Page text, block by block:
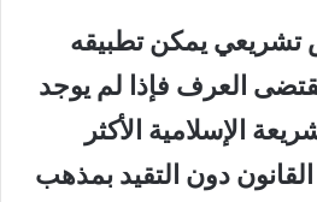
تشريعي يمكن تطبيقه
العرف فإذا لم يوجد
الإسلامية الأكثر
دون التقيد بمذهب